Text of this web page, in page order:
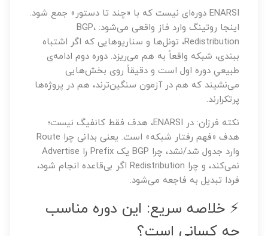
ENARSI دوره‌ای نیست که با «چند تا دستور» جمع شود.
اینجا روتینگ وارد فاز واقعی می‌شود: BGP،
Redistribution، تونل‌ها و سناریوهایی که اگر اشتباه
ببندی، شبکه واقعاً به هم می‌ریزد. دوره دوم ادامه‌ی
طبیعیِ دوره اول است و دقیقاً روی بخش‌هایی
می‌نشیند که هم در آزمون سنگین‌ترند، هم در پروژه‌ها
پرتکرارند.
نکته فرزان: در ENARSI، هدف فقط کانفیگ نیست؛
هدف «فهم رفتار شبکه» است. یعنی بدانی چرا Route
وارد جدول شد/نشد، چرا BGP یک Prefix را Advertise
نمی‌کند، و چرا Redistribution اگر بی‌قاعده انجام شود،
فردا تبدیل به فاجعه می‌شود.
⚡ خلاصه سریع: این دوره مناسب
چه کسانی است؟